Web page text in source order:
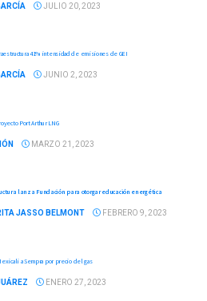
JULIO 20, 2023
41% intensidad de emisiones de GEI
JUNIO 2, 2023
Port Arthur LNG
MARZO 21, 2023
lanza Fundación para otorgar educación energética
JASSO BELMONT FEBRERO 9, 2023
a Sempra por precio del gas
ENERO 27, 2023